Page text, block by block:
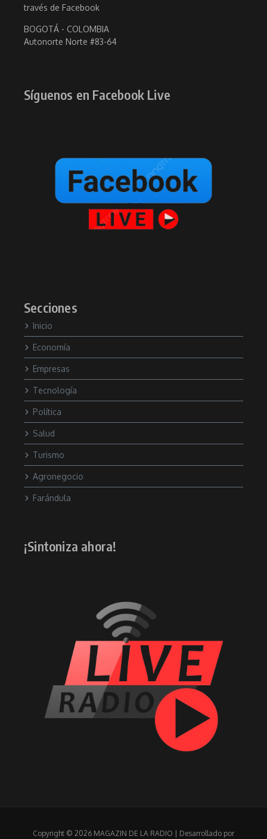
través de Facebook
BOGOTÁ - COLOMBIA
Autonorte Norte #83-64
Síguenos en Facebook Live
Secciones
Inicio
Economía
Empresas
Tecnología
Política
Salud
Turismo
Agronegocio
Farándula
¡Sintoniza ahora!
Copyright © 2026 MAGAZIN DE LA RADIO | Desarrollado por